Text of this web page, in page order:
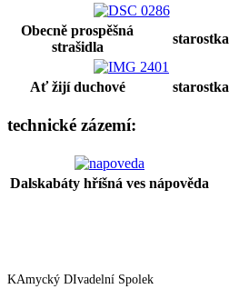
Obecně prospěšná
strašidla
starostka
Ať žijí duchové starostka
technické zázemí:
Dalskabáty hříšná ves nápověda
KAmycký DIvadelní Spolek